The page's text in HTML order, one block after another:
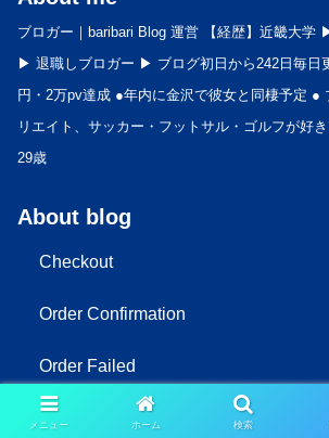
ブロガー｜baribari Blog 運営 【経歴】近畿大学
▶︎ 退職しブロガー ▶︎ ブログ初日から242日毎日
円・2万pv達成 ●年内に金沢で彼女と同棲予定 ●
リエイト、サッカー・フットサル・ゴルフが好
29歳
About blog
Checkout
Order Confirmation
Order Failed
お問い合わせ
メニュー ホーム 検索